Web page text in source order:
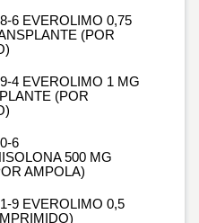
6 EVEROLIMO 0,75
(POR
4 EVEROLIMO 1 MG
(POR
6
500 MG
AMPOLA)
9 EVEROLIMO 0,5